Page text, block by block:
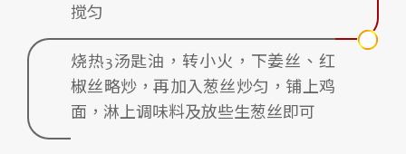
搅匀
烧热3汤匙油，转小火，下姜丝、红
椒丝略炒，再加入葱丝炒匀，铺上鸡
面，淋上调味料及放些生葱丝即可